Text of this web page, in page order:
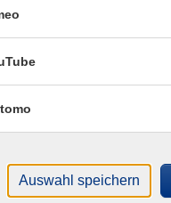
Auswahl speichern